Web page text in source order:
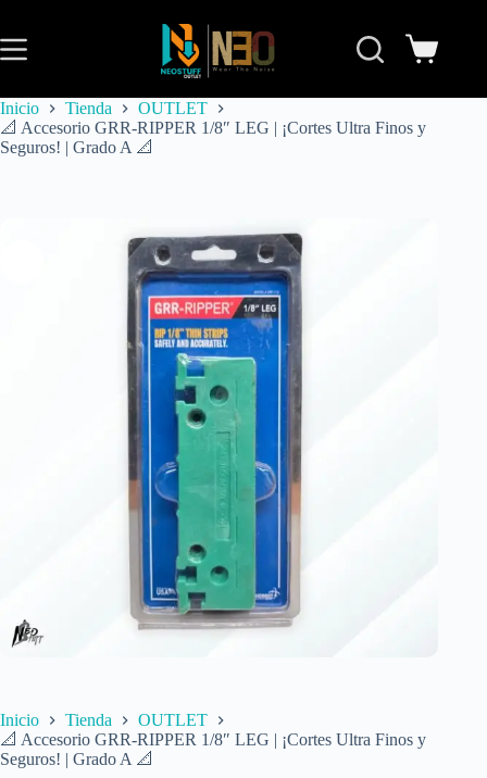
Inicio Tienda
OUTLET
📐 Accesorio GRR-RIPPER 1/8″ LEG | ¡Cortes Ultra Finos y
Seguros! | Grado A 📐
Inicio Tienda
OUTLET
📐 Accesorio GRR-RIPPER 1/8″ LEG | ¡Cortes Ultra Finos y
Seguros! | Grado A 📐